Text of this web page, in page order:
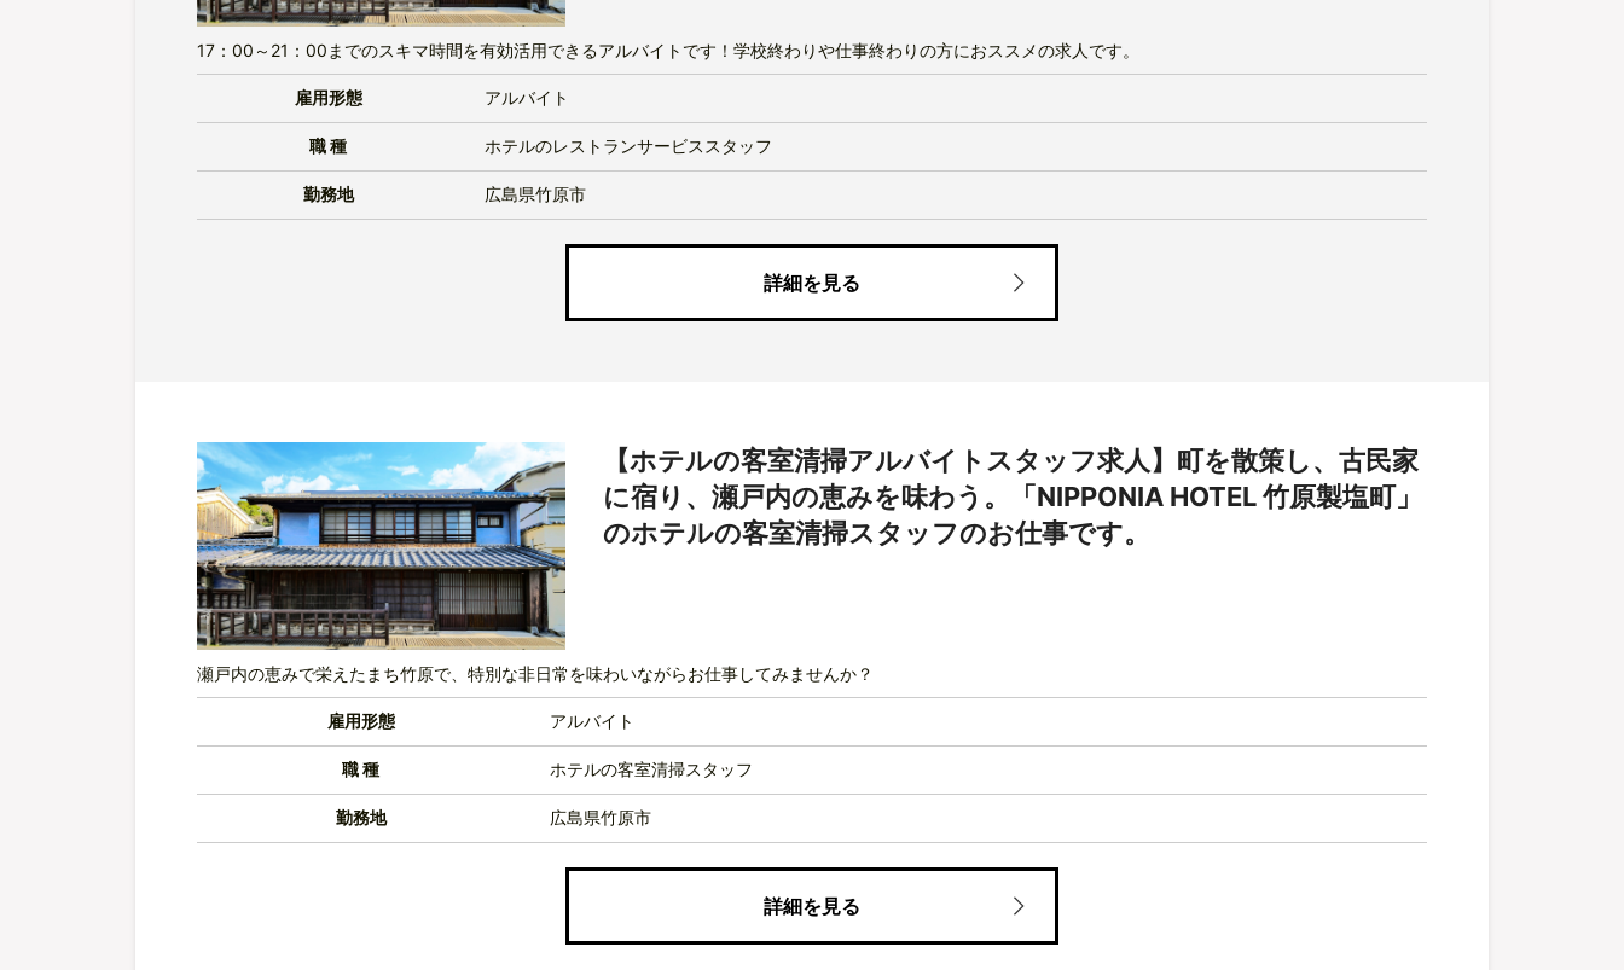
17：00～21：00までのスキマ時間を有効活用できるアルバイトです！学校終わりや仕事終わりの方におススメの求人です。
雇用形態 アルバイト
職 種 ホテルのレストランサービススタッフ
勤務地 広島県竹原市
詳細を見る
【ホテルの客室清掃アルバイトスタッフ求人】町を散策し、古民家
に宿り、瀬戸内の恵みを味わう。「NIPPONIA HOTEL 竹原製塩町」
のホテルの客室清掃スタッフのお仕事です。
瀬戸内の恵みで栄えたまち竹原で、特別な非日常を味わいながらお仕事してみませんか？
雇用形態 アルバイト
職 種 ホテルの客室清掃スタッフ
勤務地 広島県竹原市
詳細を見る